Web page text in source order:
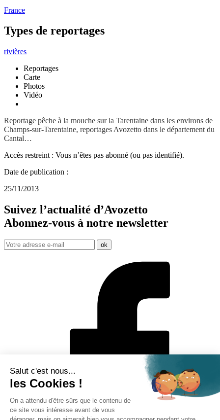
France
Types de reportages
rivières
Reportages
Carte
Photos
Vidéo
Reportage pêche à la mouche sur la Tarentaine dans les environs de
Champs-sur-Tarentaine, reportages Avozetto dans le département du
Cantal…
Accès restreint : Vous n’êtes pas abonné (ou pas identifié).
Date de publication :
25/11/2013
Suivez l’actualité d’Avozetto
Abonnez-vous à notre newsletter